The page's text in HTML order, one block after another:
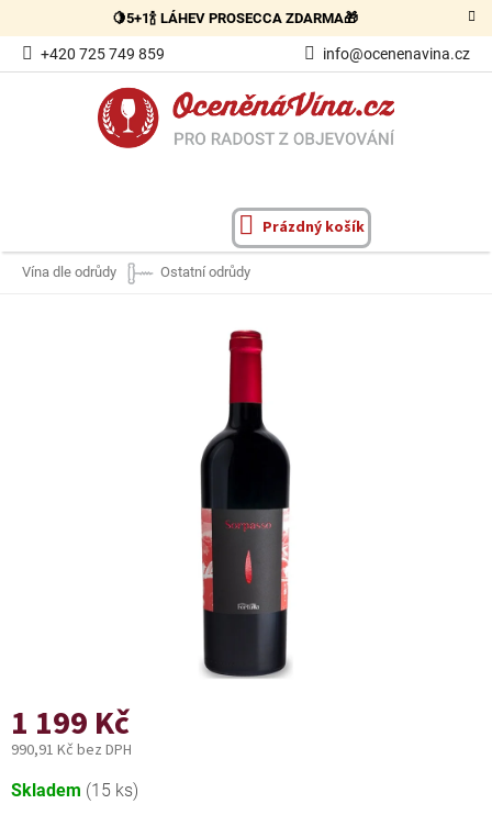
obsah
🍋5+1🍾 LÁHEV PROSECCA ZDARMA🎁
+420 725 749 859 info@ocenenavina.cz
NÁKUPNÍ
Prázdný košík
Vína dle odrůdy Ostatní odrůdy
1 199 Kč
990,91 Kč bez DPH
Měrná
Skladem (15 ks)